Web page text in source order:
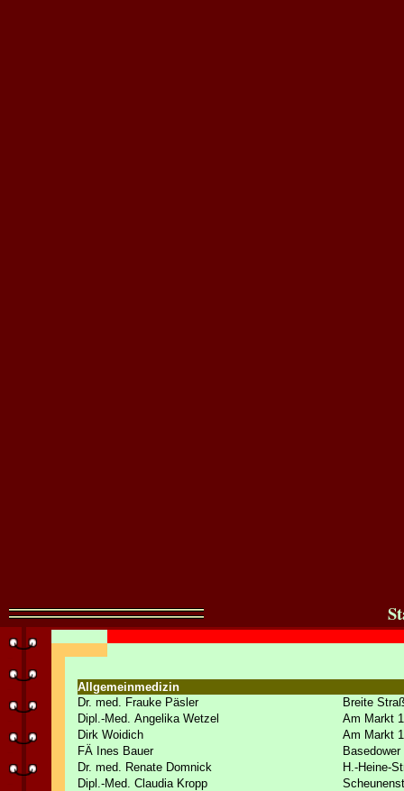
Allgemeinmedizin
Dr. med. Frauke Päsler
Breite
Dipl.-Med. Angelika Wetzel
Am Markt
Dirk Woidich
Am Markt
FÄ Ines Bauer
Dr. med. Renate Domnick
H.-Heine-
Dipl.-Med. Claudia Kropp